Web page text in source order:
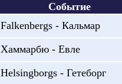
Событие
Falkenbergs - Кальмар
Хаммарбю - Евле
Helsingborgs - Гетеборг